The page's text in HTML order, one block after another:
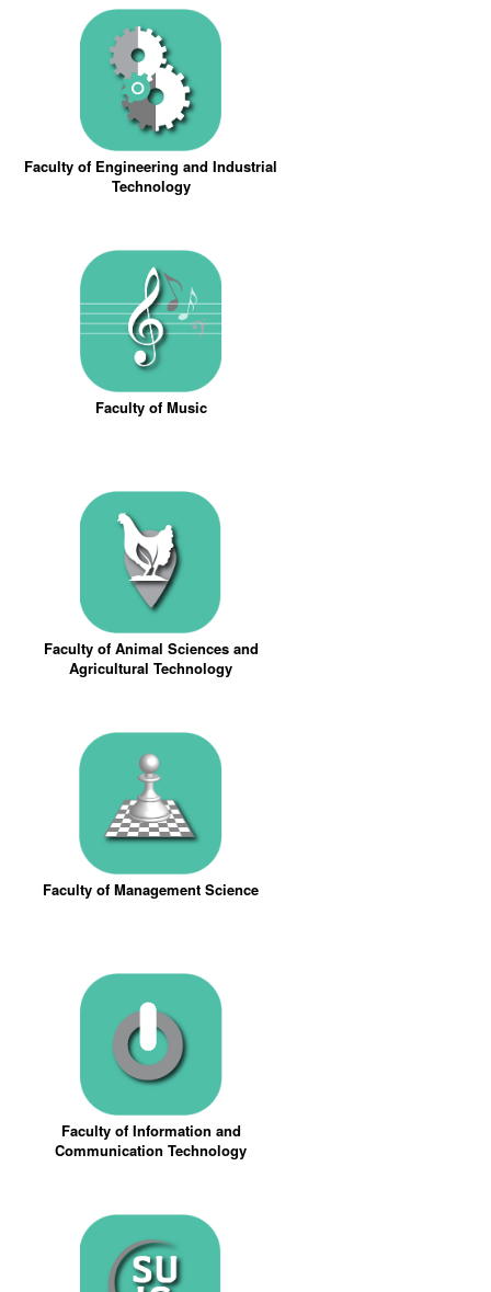
Faculty of Engineering and Industrial
Technology
Faculty of Music
Faculty of Animal Sciences and
Agricultural Technology
Faculty of Management Science
Faculty of Information and
Communication Technology